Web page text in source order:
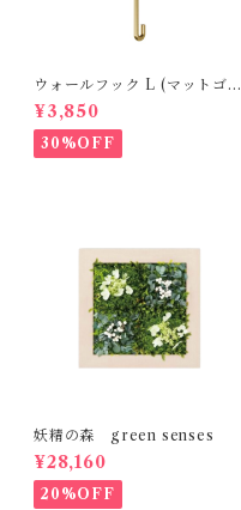
ウォールフック L (マットゴー
ルド） MOEBE
¥3,850
30%OFF
妖精の森 green senses
¥28,160
20%OFF